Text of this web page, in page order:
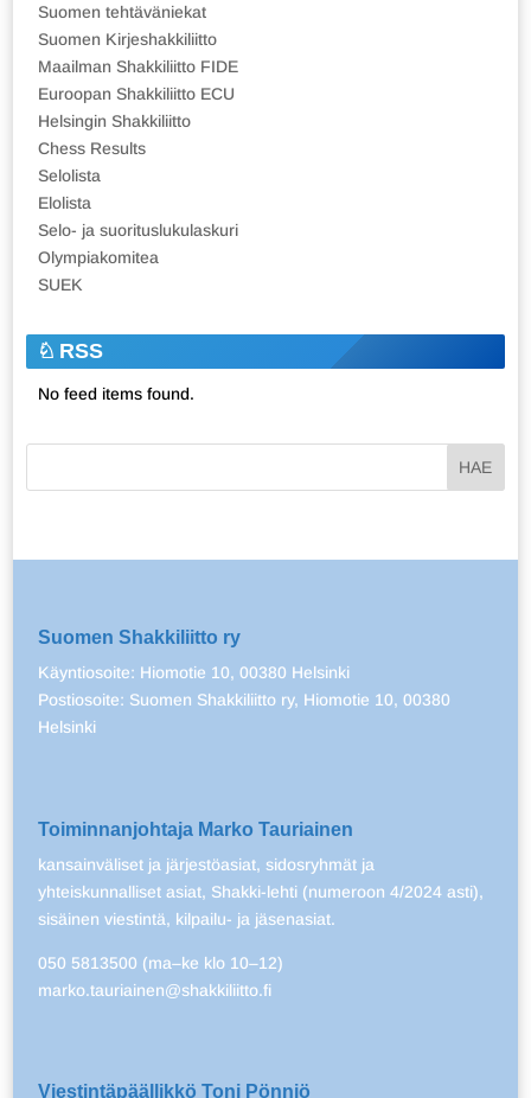
Suomen tehtäväniekat
Suomen Kirjeshakkiliitto
Maailman Shakkiliitto FIDE
Euroopan Shakkiliitto ECU
Helsingin Shakkiliitto
Chess Results
Selolista
Elolista
Selo- ja suorituslukulaskuri
Olympiakomitea
SUEK
RSS
No feed items found.
Suomen Shakkiliitto ry
Käyntiosoite: Hiomotie 10, 00380 Helsinki
Postiosoite: Suomen Shakkiliitto ry, Hiomotie 10, 00380
Helsinki
Toiminnanjohtaja Marko Tauriainen
kansainväliset ja järjestöasiat, sidosryhmät ja
yhteiskunnalliset asiat, Shakki-lehti (numeroon 4/2024 asti),
sisäinen viestintä, kilpailu- ja jäsenasiat.
050 5813500 (ma–ke klo 10–12)
marko.tauriainen@shakkiliitto.fi
Viestintäpäällikkö Toni Pönniö